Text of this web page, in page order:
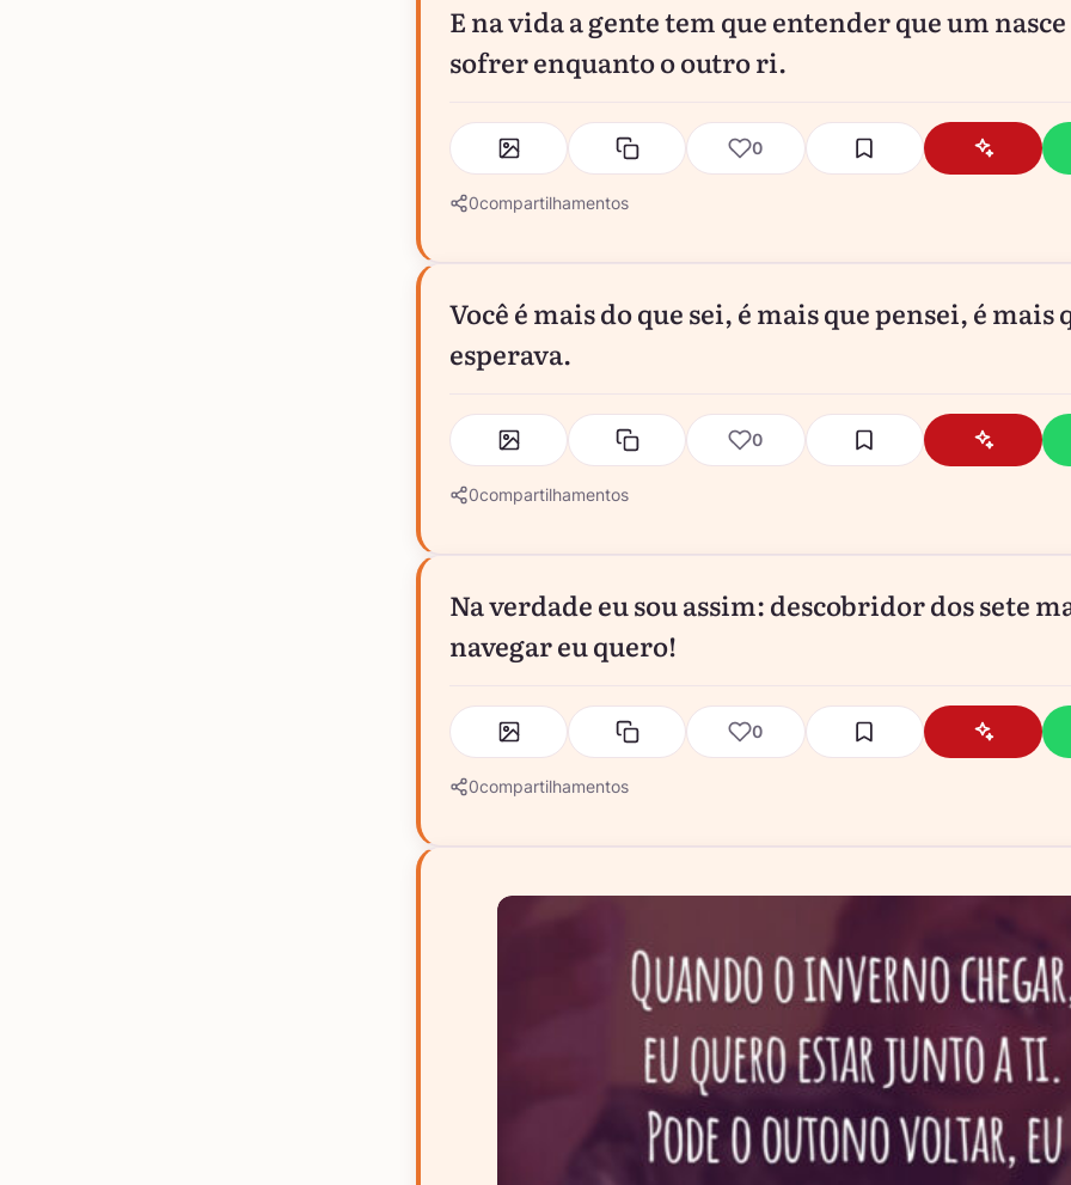
E na vida a gente tem que entender que um
sofrer enquanto o outro ri.
0
0compartilhamentos
Você é mais do que sei, é mais que pensei, é mais
esperava.
0
0compartilhamentos
Na verdade eu sou assim: descobridor dos sete
navegar eu quero!
0
0compartilhamentos